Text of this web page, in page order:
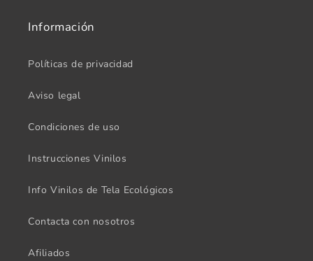
Información
Políticas de privacidad
Aviso legal
Condiciones de uso
Instrucciones Vinilos
Info Vinilos de Tela Ecológicos
Contacta con nosotros
Afiliados